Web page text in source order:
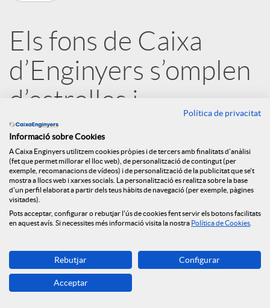
r
x
e
s
S
o
c
Els fons de Caixa
d’Enginyers s’omplen
d’estrelles i
encapçalen els
rankings
21.07.2020
Política de privacitat
Informació sobre Cookies
A Caixa Enginyers utilitzem cookies pròpies i de tercers amb finalitats d'anàlisi
(fet que permet millorar el lloc web), de personalització de contingut (per
exemple, recomanacions de vídeos) i de personalització de la publicitat que se't
mostra a llocs web i xarxes socials. La personalització es realitza sobre la base
d'un perfil elaborat a partir dels teus hàbits de navegació (per exemple, pàgines
visitades).
Pots acceptar, configurar o rebutjar l'ús de cookies fent servir els botons facilitats
en aquest avís. Si necessites més informació visita la nostra Política de Cookies
Rebutjar Configurar
Acceptar